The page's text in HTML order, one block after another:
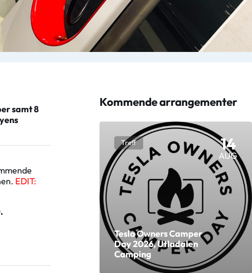
samt 8
EDIT:
Kommende arrangementer
Treff 14
AUG
Tesla Owners Camper
Day 2026, Utladalen
Camping